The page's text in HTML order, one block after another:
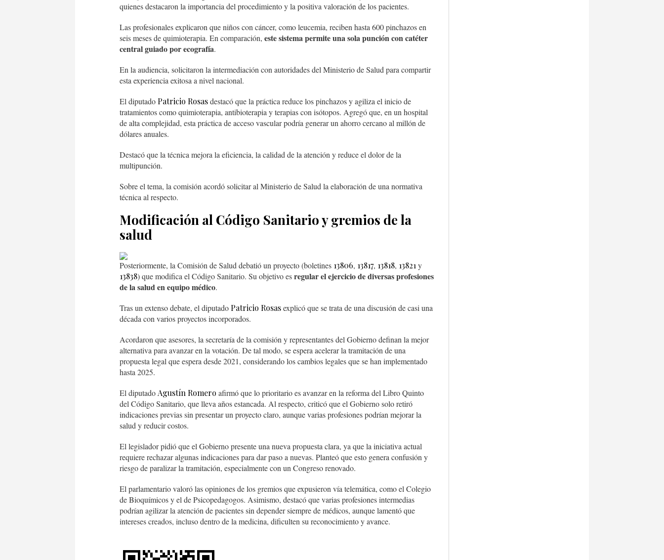
quienes destacaron la importancia del procedimiento y la positiva valoración de los pacientes.
Las profesionales explicaron que niños con cáncer, como leucemia, reciben hasta 600 pinchazos en
seis meses de quimioterapia. En comparación, este sistema permite una sola punción con catéter
central guiado por ecografía.
En la audiencia, solicitaron la intermediación con autoridades del Ministerio de Salud para compartir
esta experiencia exitosa a nivel nacional.
El diputado Patricio Rosasdestacó que la práctica reduce los pinchazos y agiliza el inicio de
tratamientos como quimioterapia, antibioterapia y terapias con isótopos. Agregó que, en un hospital
de alta complejidad, esta práctica de acceso vascular podría generar un ahorro cercano al millón de
dólares anuales.
Destacó que la técnica mejora la eficiencia, la calidad de la atención y reduce el dolor de la
multipunción.
Sobre el tema, la comisión acordó solicitar al Ministerio de Salud la elaboración de una normativa
técnica al respecto.
Modificación al Código Sanitario y gremios de la
salud
Posteriormente, la Comisión de Salud debatió un proyecto (boletines 13806, 13817, 13818, 13821 y
13838) que modifica el Código Sanitario. Su objetivo esregular el ejercicio de diversas profesiones
de la salud en equipo médico.
Tras un extenso debate, el diputado Patricio Rosasexplicó que se trata de una discusión de casi una
década con varios proyectos incorporados.
Acordaron que asesores, la secretaría de la comisión y representantes del Gobierno definan la mejor
alternativa para avanzar en la votación. De tal modo, se espera acelerar la tramitación de una
propuesta legal que espera desde 2021, considerando los cambios legales que se han implementado
hasta 2025.
El diputado Agustín Romero afirmó que lo prioritario es avanzar en la reforma del Libro Quinto
del Código Sanitario, que lleva años estancada. Al respecto, criticó que el Gobierno solo retiró
indicaciones previas sin presentar un proyecto claro, aunque varias profesiones podrían mejorar la
salud y reducir costos.
El legislador pidió que el Gobierno presente una nueva propuesta clara, ya que la iniciativa actual
requiere rechazar algunas indicaciones para dar paso a nuevas. Planteó que esto genera confusión y
riesgo de paralizar la tramitación, especialmente con un Congreso renovado.
El parlamentario valoró las opiniones de los gremios que expusieron vía telemática, como el Colegio
de Bioquímicos y el de Psicopedagogos. Asimismo, destacó que varias profesiones intermedias
podrían agilizar la atención de pacientes sin depender siempre de médicos, aunque lamentó que
intereses creados, incluso dentro de la medicina, dificulten su reconocimiento y avance.